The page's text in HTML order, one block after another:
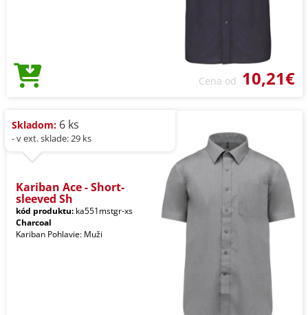
Cena od 10,21€
Skladom: 6 ks
- v ext. sklade: 29 ks
Kariban Ace - Short-
sleeved Sh
kód produktu: ka551mstgr-xs
Charcoal
Kariban Pohlavie: Muži